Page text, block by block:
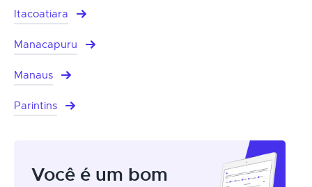
Itacoatiara
Manacapuru
Manaus
Parintins
Você é um bom